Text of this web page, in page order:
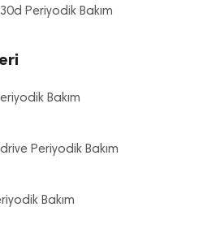
Periyodik Bakım
Bakım
Periyodik Bakım
Bakım